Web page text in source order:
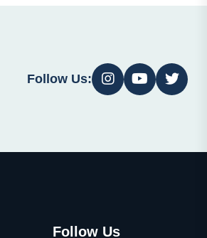
Follow Us:
Follow Us